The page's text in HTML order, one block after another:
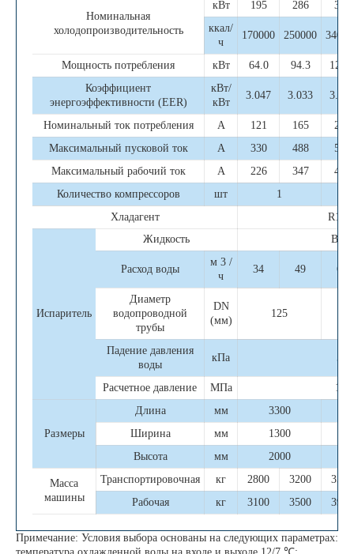
Номинальная
холодопроизводительность
кВт 195 286
391
ккал/
ч
170000 250000
Мощность потребления кВт 64.0 94.3
128.0
Коэффициент
энергоэффективности (EER)
кВт/
кВт
3.047 3.033 3.055
Номинальный ток потребления А 121 165
242
Максимальный пусковой ток
А 330 488
556
Максимальный рабочий ток
А 226 347
452
Количество компрессоров
шт
1
Хладагент
Испаритель
Жидкость Вода
Расход воды
м 3 /
ч
34 49 67
Диаметр
водопроводной
трубы
DN
(мм)
125
Падение давления
воды
кПа 50
Расчетное давление МПа 1.0
Размеры
Длина мм
3300
Ширина
мм
1300
Высота
мм 2000
Масса
машины
Транспортировочная кг 2800 3200
3500
Рабочая
кг 3100 3500 3900
Примечание: Условия выбора основаны на следующих параметрах: